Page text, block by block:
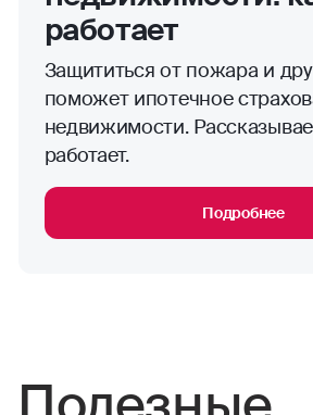
Недвижимость в ипотеке
Ипотечное страхование
Показать еще
По городам
Санкт-Петербург